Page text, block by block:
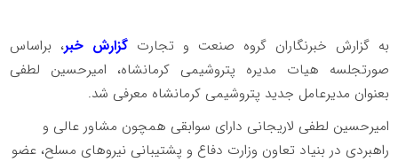
به گزارش خبرنگاران گروه صنعت و تجارتگزارش خبر، براساس
صورتجلسه هیات مدیره پتروشیمی کرمانشاه، امیرحسین لطفی
بعنوان مدیرعامل جدید پتروشیمی کرمانشاه معرفی شد.
امیرحسین لطفی لاریجانی دارای سوابقی همچون مشاور عالی و
راهبردی در بنیاد تعاون وزارت دفاع و پشتیبانی نیروهای مسلح، عضو